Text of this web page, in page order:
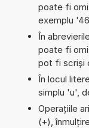
poate fi
exemplu '46
În
poate fi
pot fi scriși
În locul
simplu 'u',
Operațiile
(+),